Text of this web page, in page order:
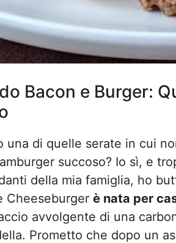
Bacon e Burger:
una di quelle serate in cui
succoso? Io sì, e
della mia famiglia, ho
Cheeseburger è nata per
avvolgente di una
Prometto che dopo un